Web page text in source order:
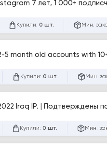
7 лет, 1 000+
Купили: 0 шт. Мин.
5 month old accounts with
Купили: 0 шт. Мин.
Iraq IP. | Подтверждены
Купили: 0 шт. Мин.